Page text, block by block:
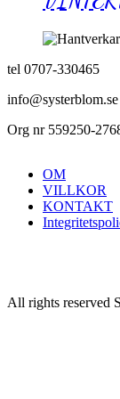
tel 0707-330465
info@systerblom.se
Org nr 559250-
OM
VILLKOR
KONTAKT
All rights reserved